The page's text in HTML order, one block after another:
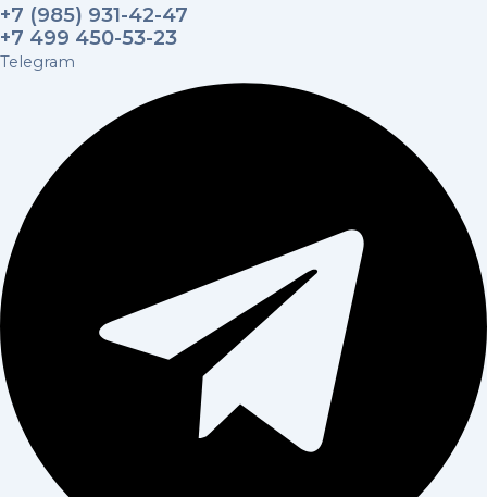
+7 (985) 931-42-47
+7 499 450-53-23
Telegram